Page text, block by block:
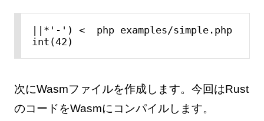
||*'-') <  php examples/simple.php
int(42)
次にWasmファイルを作成します。今回はRust
のコードをWasmにコンパイルします。